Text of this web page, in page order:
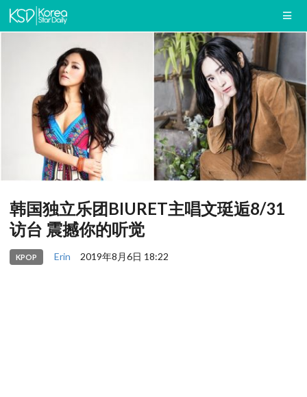
韩国独立乐团BIURET主唱文珽逅8/31
访台 震撼你的听觉
KPOP Erin 2019年8月6日 18:22